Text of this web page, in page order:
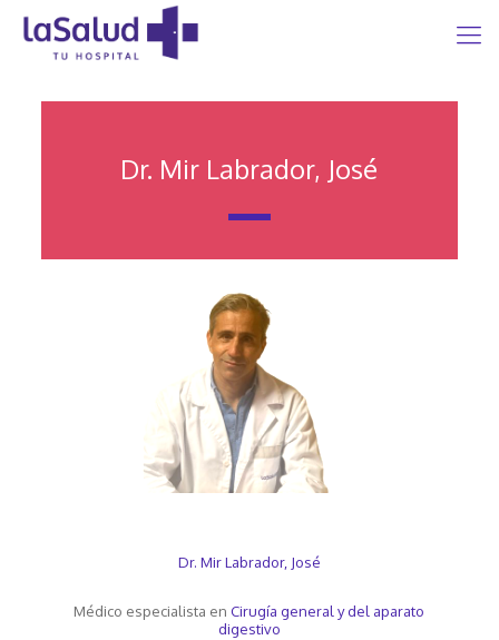
Dr. Mir Labrador, José
Dr. Mir Labrador, José
Médico especialista enCirugía general y del aparato
digestivo